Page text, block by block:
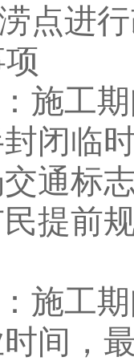
点进
施工
闭临
通标
提前
施工
间，